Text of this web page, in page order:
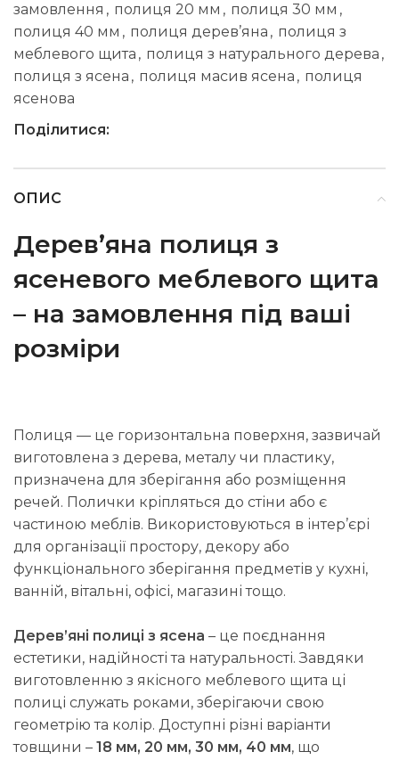
замовлення , полиця 20 мм , полиця 30 мм ,
полиця 40 мм , полиця дерев’яна , полиця з
меблевого щита , полиця з натурального дерева ,
полиця з ясена , полиця масив ясена , полиця
ясенова
Поділитися:
ОПИС
Дерев’яна полиця з
ясеневого меблевого щита
– на замовлення під ваші
розміри
Полиця — це горизонтальна поверхня, зазвичай
виготовлена з дерева, металу чи пластику,
призначена для зберігання або розміщення
речей. Полички кріпляться до стіни або є
частиною меблів. Використовуються в інтер’єрі
для організації простору, декору або
функціонального зберігання предметів у кухні,
ванній, вітальні, офісі, магазині тощо.
Дерев’яні полиці з ясена – це поєднання
естетики, надійності та натуральності. Завдяки
виготовленню з якісного меблевого щита ці
полиці служать роками, зберігаючи свою
геометрію та колір. Доступні різні варіанти
товщини – 18 мм, 20 мм, 30 мм, 40 мм, що